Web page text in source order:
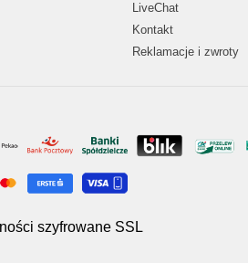
LiveChat
Kontakt
Reklamacje i zwroty
szyfrowane SSL